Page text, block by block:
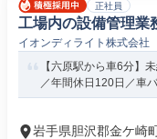
正社員
工場内の設備管理業
イオンディライト株式会社
【六原駅から車6分】
／年間休日120日／車
岩手県胆沢郡金ケ崎